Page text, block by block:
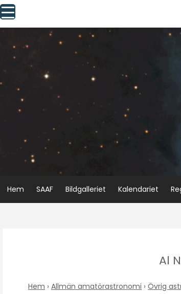
Skip
to
content
Hem SAAF Bildgalleriet Kalendariet
Al
Hem › Allmän amatörastronomi › Övrig